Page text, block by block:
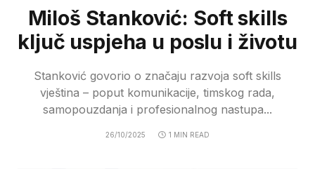
Miloš Stanković: Soft skills
ključ uspjeha u poslu i životu
Stanković govorio o značaju razvoja soft skills
vještina – poput komunikacije, timskog rada,
samopouzdanja i profesionalnog nastupa...
26/10/2025 1 MIN READ